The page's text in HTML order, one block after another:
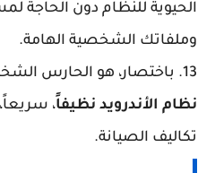
الحيوية للنظام دون الحاجة
وملفاتك الشخصية الهامة.
13. باختصار، هو الحارس الشخصي الذي
نظام الأندرويد نظيفاً،
تكاليف الصيانة.